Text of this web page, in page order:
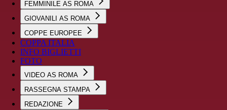
FEMMINILE AS ROMA
GIOVANILI AS ROMA
COPPE EUROPEE
COPPA ITALIA
INFO BIGLIETTI
FOTO
VIDEO AS ROMA
RASSEGNA STAMPA
REDAZIONE